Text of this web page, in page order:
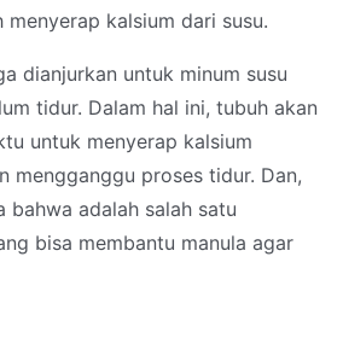
menyerap kalsium dari susu.
dianjurkan untuk minum susu
tidur. Dalam hal ini, tubuh akan
untuk menyerap kalsium
mengganggu proses tidur. Dan,
bahwa adalah salah satu
bisa membantu manula agar